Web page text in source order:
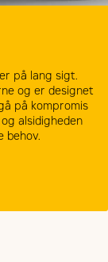
på lang sigt.
og er designet
på kompromis
alsidigheden
behov.